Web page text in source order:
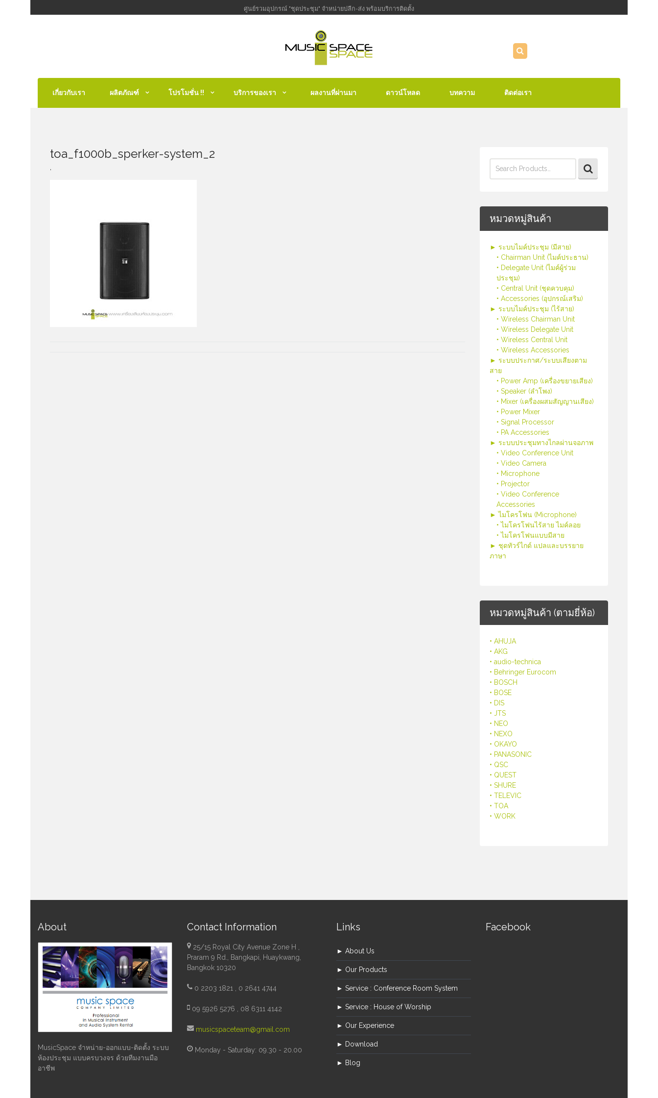
ศูนย์รวมอุปกรณ์ "ชุดประชุม" จำหน่ายปลีก-ส่ง พร้อมบริการติดตั้ง
เกี่ยวกับเรา ผลิตภัณฑ์ โปรโมชั่น !! บริการของเรา ผลงานที่ผ่านมา ดาวน์โหลด บทความ ติดต่อเรา
for:
หมวดหมู่สินค้า
► ระบบไมค์ประชุม (มีสาย)
• Chairman Unit (ไมค์ประธาน)
• Delegate Unit (ไมค์ผู้ร่วม
ประชุม)
• Central Unit (ชุดควบคุม)
• Accessories (อุปกรณ์เสริม)
► ระบบไมค์ประชุม (ไร้สาย)
• Wireless Chairman Unit
• Wireless Delegate Unit
• Wireless Central Unit
• Wireless Accessories
► ระบบประกาศ/ระบบเสียงตาม
สาย
• Power Amp (เครื่องขยายเสียง)
• Speaker (ลำโพง)
• Mixer (เครื่องผสมสัญญานเสียง)
• Power Mixer
• Signal Processor
• PA Accessories
► ระบบประชุมทางไกลผ่านจอภาพ
• Video Conference Unit
• Video Camera
• Microphone
• Projector
• Video Conference
Accessories
► ไมโครโฟน (Microphone)
• ไมโครโฟนไร้สาย ไมค์ลอย
• ไมโครโฟนแบบมีสาย
► ชุดทัวร์ไกด์ แปลและบรรยาย
ภาษา
หมวดหมู่สินค้า (ตามยี่ห้อ)
• AHUJA
• AKG
• audio-technica
• Behringer Eurocom
• BOSCH
• BOSE
• DIS
• JTS
• NEO
• NEXO
• OKAYO
• PANASONIC
• QSC
• QUEST
• SHURE
• TELEVIC
• TOA
• WORK
toa_f1000b_sperker-system_2
About
MusicSpace จำหน่าย-ออกแบบ-ติดตั้ง ระบบ
ห้องประชุม แบบครบวงจร ด้วยทีมงานมือ
อาชีพ
Contact Information
25/15 Royal City Avenue Zone H ,
Praram 9 Rd., Bangkapi, Huaykwang,
Bangkok 10320
0 2203 1821 , 0 2641 4744
09 5926 5276 , 08 6311 4142
musicspaceteam@gmail.com
Monday - Saturday: 09.30 - 20.00
Links
► About Us
► Our Products
► Service : Conference Room System
► Service : House of Worship
► Our Experience
► Download
► Blog
Facebook